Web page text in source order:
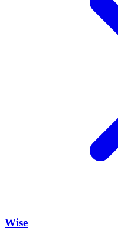
Wise